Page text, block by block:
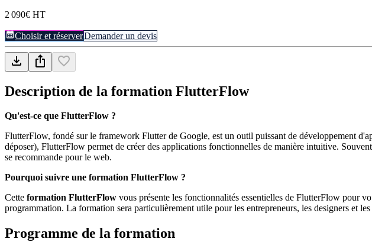
2 090€ HT
Choisir et réserverDemander un devis
Description de la formation FlutterFlow
Qu'est-ce que FlutterFlow ?
FlutterFlow, fondé sur le framework Flutter de Google, est un outil puissant de développement
déposer), FlutterFlow permet de créer des applications fonctionnelles de manière intuitive.
se recommande pour le web.
Pourquoi suivre une formation FlutterFlow ?
Cette formation FlutterFlow vous présente les fonctionnalités essentielles de FlutterFlow pour
programmation. La formation sera particulièrement utile pour les entrepreneurs, les designers et
Programme de la formation